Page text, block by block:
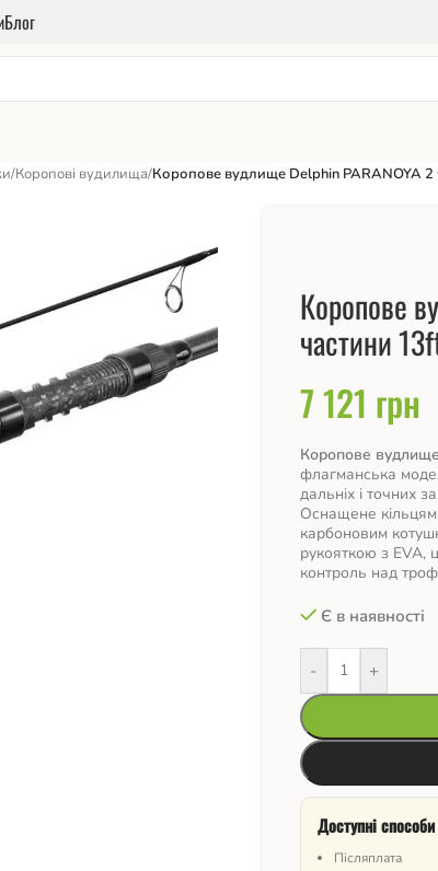
Блог
/Коропові вудилища/Коропове вудлище Delphin PARANOYA
Коропове
частини
7 121 грн
Коропове
флагманська
дальніх і точних
Оснащене
карбоновим
рукояткою з EVA,
контроль над
Є в наявності
- +
Доступні
Післяплата